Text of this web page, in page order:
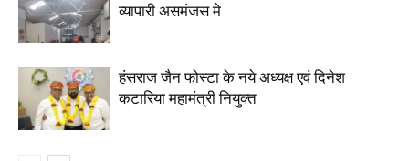
व्यापारी असमंजस मे
हंसराज जैन फोस्टा के नये अध्यक्ष एवं दिनेश
कटारिया महामंत्री नियुक्त